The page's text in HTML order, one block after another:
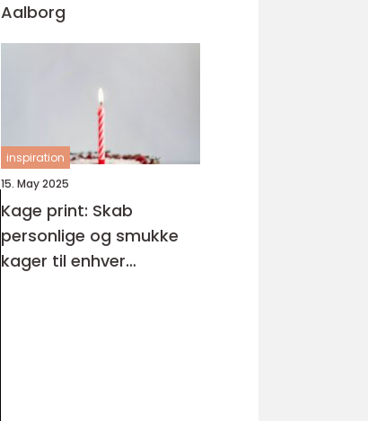
Aalborg
inspiration
15. May 2025
Kage print: Skab
personlige og smukke
kager til enhver